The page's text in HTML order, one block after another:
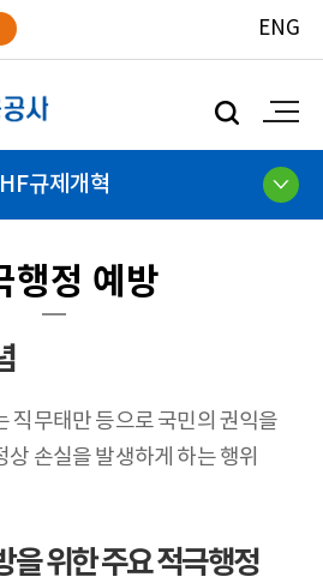
ENG
HF규제개혁
행정 예방
직무태만 등으로 국민의 권익을
손실을 발생하게 하는 행위
을 위한 주요 적극행정